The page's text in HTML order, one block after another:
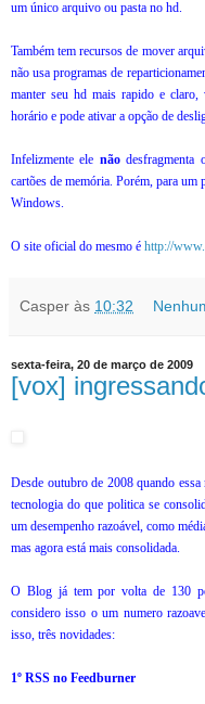
um único arquivo ou pasta no hd.
Também tem recursos de mover
não usa programas de
manter seu hd mais rapido e claro,
horário e pode ativar a opção de
Infelizmente ele nãodesfragmenta
cartões de memória. Porém, para
Windows.
O site oficial do mesmo é http://
Casper às 10:32
sexta-feira, 20 de março de 2009
[vox]
Desde outubro de 2008 quando
tecnologia do que politica se
um desempenho razoável, como
mas agora está mais consolidada.
O Blog já tem por volta de 130
considero isso o um numero
isso, três novidades:
1º RSS no Feedburner